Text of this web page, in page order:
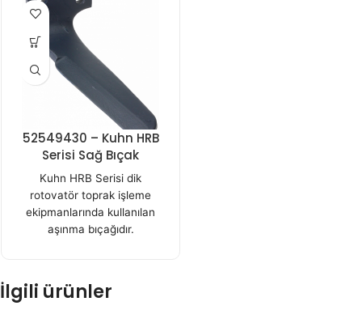
52549430 – Kuhn HRB
Serisi Sağ Bıçak
Kuhn HRB Serisi dik
rotovatör toprak işleme
ekipmanlarında kullanılan
aşınma bıçağıdır.
İlgili ürünler